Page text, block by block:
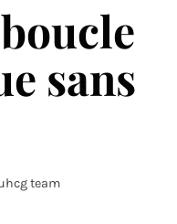
sans
team